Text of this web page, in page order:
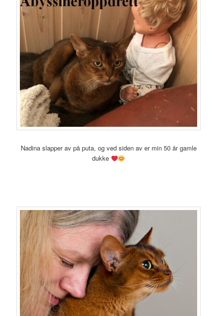
Nadina slapper av på puta, og ved siden av er min 50 år gamle
dukke